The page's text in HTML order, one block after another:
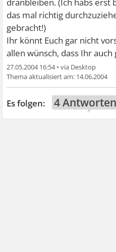
das mal richtig
gebracht!)
Ihr könnt Euch gar nicht
allen wünsch, dass Ihr
27.05.2004 16:54•
14.06.2004
4